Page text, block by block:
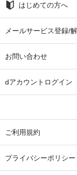
はじめての方へ
メールサービス登録/
お問い合わせ
dアカウントログイン
ご利用規約
プライバシーポリシー